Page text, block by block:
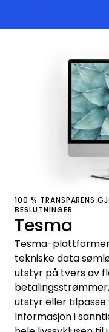
100 % TRANSPARENS
BESLUTNINGER
Tesma
Tesma-
tekniske data
utstyr på tvers av
utstyr eller
Informasjon i